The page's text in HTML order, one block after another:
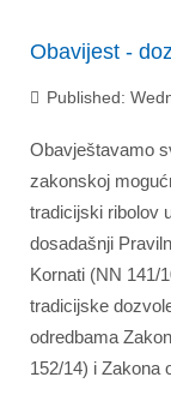
Obavijest -
Published:
Obavještavamo
zakonskoj
tradicijski ribolov
dosadašnji
Kornati (NN 141/
tradicijske
odredbama
152/14) i Zakona